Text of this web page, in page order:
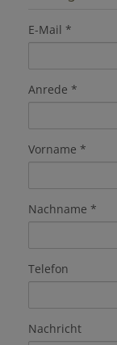
E-Mail
Anrede
Vorname
Nachname
Telefon
Nachricht